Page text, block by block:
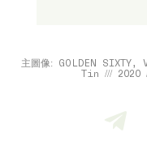
主圖像: GOLDEN
Tin /// 2020